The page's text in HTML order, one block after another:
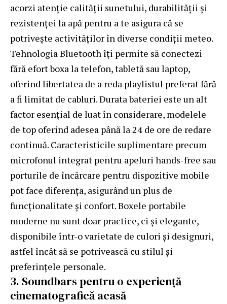
acorzi atenție calității sunetului, durabilității și
rezistenței la apă pentru a te asigura că se
potrivește activităților în diverse condiții meteo.
Tehnologia Bluetooth îți permite să conectezi
fără efort boxa la telefon, tabletă sau laptop,
oferind libertatea de a reda playlistul preferat fără
a fi limitat de cabluri. Durata bateriei este un alt
factor esențial de luat în considerare, modelele
de top oferind adesea până la 24 de ore de redare
continuă. Caracteristicile suplimentare precum
microfonul integrat pentru apeluri hands-free sau
porturile de încărcare pentru dispozitive mobile
pot face diferența, asigurând un plus de
funcționalitate și confort. Boxele portabile
moderne nu sunt doar practice, ci și elegante,
disponibile într-o varietate de culori și designuri,
astfel încât să se potrivească cu stilul și
preferințele personale.
3. Soundbars pentru o experiență
cinematografică acasă